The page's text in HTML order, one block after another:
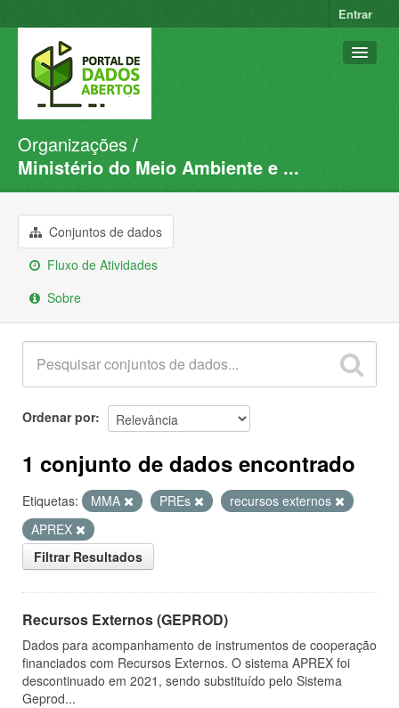
Entrar
Conjuntos de dados
Organizações
Sobre
Organizações
Ministério do Meio Ambiente e ...
Conjuntos de dados
Fluxo de Atividades
Sobre
Ordenar por
1 conjunto de dados encontrado
Etiquetas: MMA PREs
recursos externos
APREX
Filtrar Resultados
Recursos Externos (GEPROD)
Dados para acompanhamento de instrumentos de cooperação
financiados com Recursos Externos. O sistema APREX foi
descontinuado em 2021, sendo substituído pelo Sistema
Geprod...